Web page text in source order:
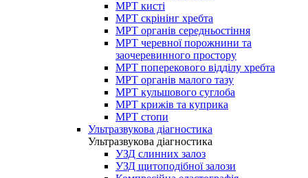
МРТ кисті
МРТ скрінінг хребта
МРТ органів середньостіння
МРТ черевної порожнини та
заочеревинного простору
МРТ поперекового відділу хребта
МРТ органів малого тазу
МРТ кульшового суглоба
МРТ крижів та куприка
МРТ стопи
Ультразвукова діагностика
Ультразвукова діагностика
УЗД слинних залоз
УЗД щитоподібної залози